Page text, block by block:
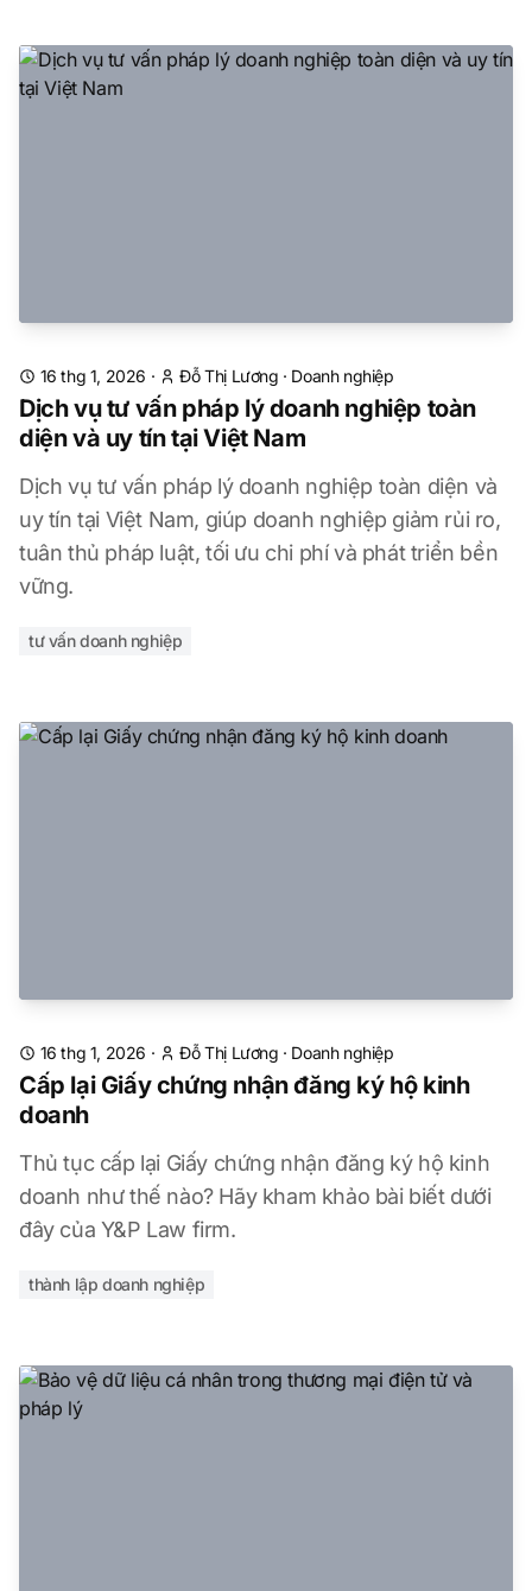
16 thg 1, 2026 · Đỗ Thị Lương · Doanh nghiệp
Dịch vụ tư vấn pháp lý doanh nghiệp toàn
diện và uy tín tại Việt Nam
Dịch vụ tư vấn pháp lý doanh nghiệp toàn diện và
uy tín tại Việt Nam, giúp doanh nghiệp giảm rủi ro,
tuân thủ pháp luật, tối ưu chi phí và phát triển bền
vững.
tư vấn doanh nghiệp
16 thg 1, 2026 · Đỗ Thị Lương · Doanh nghiệp
Cấp lại Giấy chứng nhận đăng ký hộ kinh
doanh
Thủ tục cấp lại Giấy chứng nhận đăng ký hộ kinh
doanh như thế nào? Hãy kham khảo bài biết dưới
đây của Y&P Law firm.
thành lập doanh nghiệp